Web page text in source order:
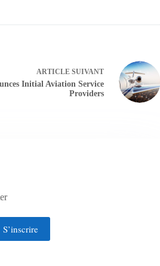
ARTICLESUIVANT
Initial Aviation Service
Providers
S’inscrire